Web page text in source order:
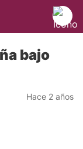
bajo
Hace 2 años